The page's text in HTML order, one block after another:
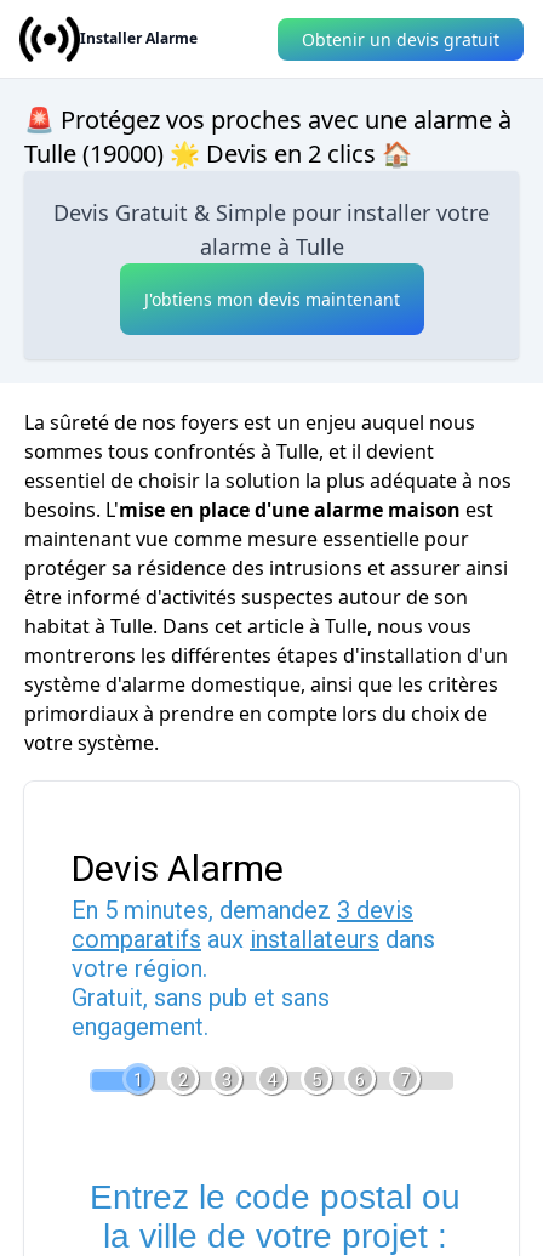
Installer Alarme Obtenir un devis gratuit
🚨 Protégez vos proches avec une alarme à
Tulle (19000) 🌟 Devis en 2 clics 🏠
Devis Gratuit & Simple pour installer votre
alarme à Tulle
J'obtiens mon devis maintenant
La sûreté de nos foyers est un enjeu auquel nous
sommes tous confrontés à Tulle, et il devient
essentiel de choisir la solution la plus adéquate à nos
besoins. L'mise en place d'une alarme maison est
maintenant vue comme mesure essentielle pour
protéger sa résidence des intrusions et assurer ainsi
être informé d'activités suspectes autour de son
habitat à Tulle. Dans cet article à Tulle, nous vous
montrerons les différentes étapes d'installation d'un
système d'alarme domestique, ainsi que les critères
primordiaux à prendre en compte lors du choix de
votre système.
Devis Alarme
En 5 minutes, demandez 3 devis
comparatifs aux installateurs dans
votre région.
Gratuit, sans pub et sans
engagement.
1 2 3 4 5 6 7
Entrez le code postal ou
la ville de votre projet :